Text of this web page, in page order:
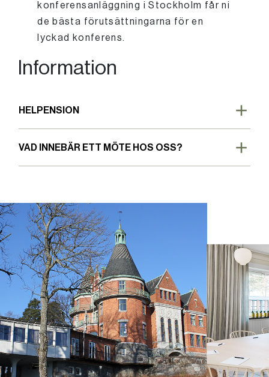
konferensanläggning i Stockholm får ni
de bästa förutsättningarna för en
lyckad konferens.
Information
HELPENSION
VAD INNEBÄR ETT MÖTE HOS OSS?